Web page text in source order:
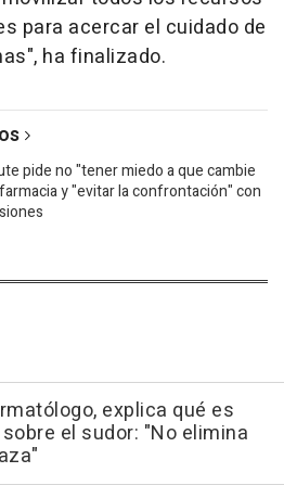
para acercar el cuidado de
ha finalizado.
pide no "tener miedo a que cambie
y "evitar la confrontación" con
explica qué es
el sudor: "No elimina